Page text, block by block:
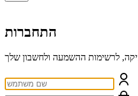
התחברות
לרשימות ההשמעה ולחשבון שלך